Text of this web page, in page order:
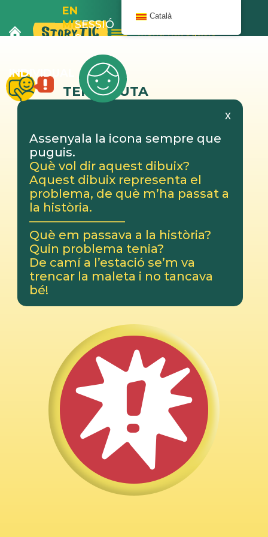
EN
MELOIX
I
L’AUTOBÚS
SESSIÓ
9
INDIVIDUAL
TERAPEUTA
x
Assenyala la icona sempre que
puguis.
Què vol dir aquest dibuix?
Aquest dibuix representa el
problema, de què m’ha passat a
la història.
————————
Què em passava a la història?
Quin problema tenia?
De camí a l’estació se’m va
trencar la maleta i no tancava
bé!
Català